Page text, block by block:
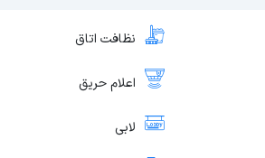
نظافت اتاق
اعلام حریق
لابی